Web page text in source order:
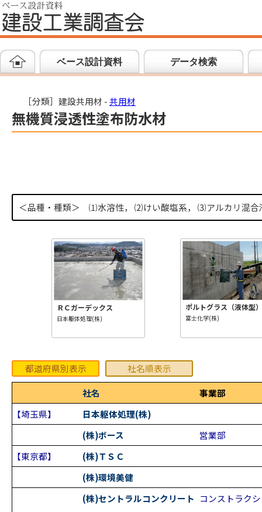
ベース設計資料 データ検索
［分類］建設共用材 -共用材
無機質浸透性塗布防水材
＜品種・種類＞ ⑴水溶性， ⑵けい酸塩系， ⑶アルカリ混合
ＲＣガーデックス
日本躯体処理(株)
ポルトグラス（液体型）
富士化学(株)
都道府県別表示
社名順表示
社名
事業部
【埼玉県】
日本躯体処理(株)
(株)ボース
営業部
【東京都】
(株)ＴＳＣ
(株)環境美健
(株)セントラルコンクリート コンストラク